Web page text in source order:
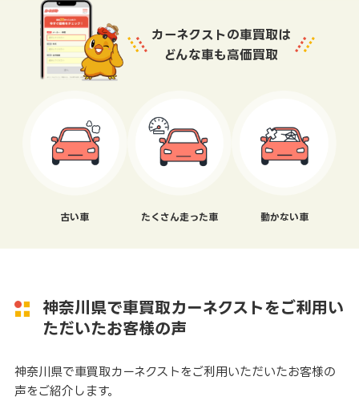
カーネクストの車買取は
どんな車も高価買取
古い車 たくさん走った車 動かない車
神奈川県で車買取カーネクストをご利用い
ただいたお客様の声
神奈川県で車買取カーネクストをご利用いただいたお客様の
声をご紹介します。